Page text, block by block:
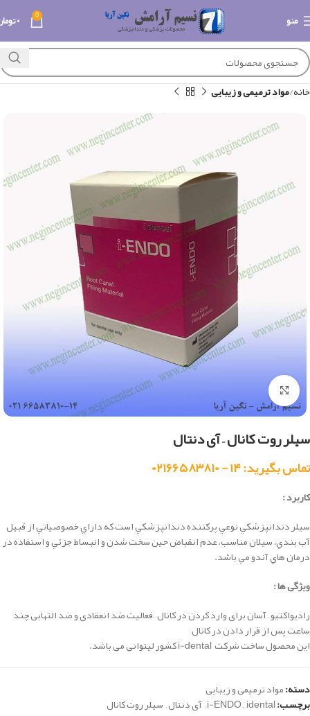
منو 0 ۰
خانه مواد ترمیمی و زیبایی
بزرگنمایی تصویر
سیلر روت کانال – آی دنتال
تماس بگیرید: ۱۴ - ۰۲۱۶۶۵۸۳۸۱۰
کاربرد :
سيلر دندانپزشكي نوعي پركننده دندانپزشكي است كه داراي خصوصياتي از قبيل
آب بندي، سيلان مناسب، عدم انقباض حين سخت شدن و انبساط جزئي و استفاده در
درمان هاي آندو مي باشد.
ویژگی ها :
رادیواکتیو–آسان برای وارد کردن در کانال –فعالیت ضد انعقادی و ضد التهابی چند
ساعت پس از قرار دادن در کانال
این محصول ساخت شرکت i-dental کشور لیتوانی می باشد.
دسته:مواد ترمیمی و زیبایی
برچسب: i-ENDO,idental
,آی دنتال,سیلر روت کانال